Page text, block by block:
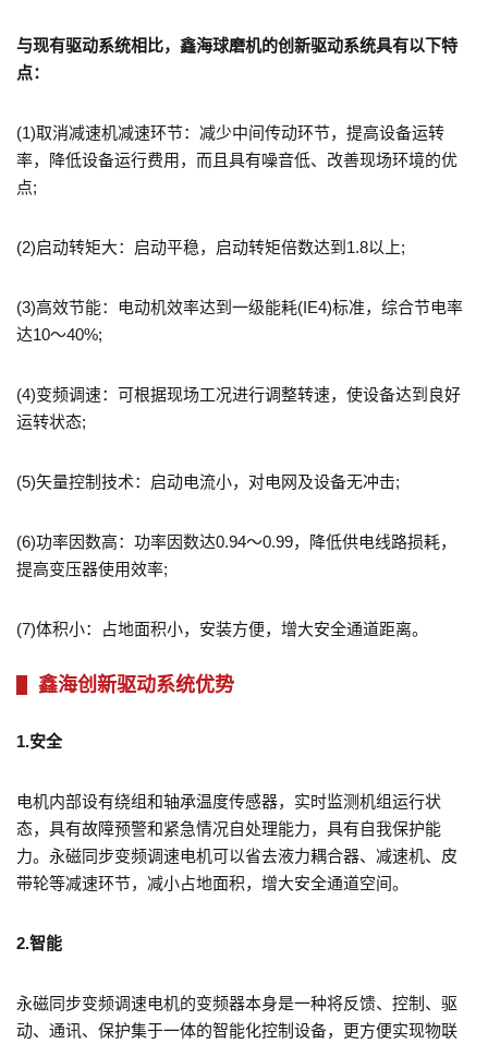
与现有驱动系统相比，鑫海球磨机的创新驱动系统具有以下特
点：
(1)取消减速机减速环节：减少中间传动环节，提高设备运转
率，降低设备运行费用，而且具有噪音低、改善现场环境的优
点;
(2)启动转矩大：启动平稳，启动转矩倍数达到1.8以上;
(3)高效节能：电动机效率达到一级能耗(IE4)标准，综合节电率
达10～40%;
(4)变频调速：可根据现场工况进行调整转速，使设备达到良好
运转状态;
(5)矢量控制技术：启动电流小，对电网及设备无冲击;
(6)功率因数高：功率因数达0.94～0.99，降低供电线路损耗，
提高变压器使用效率;
(7)体积小：占地面积小，安装方便，增大安全通道距离。
鑫海创新驱动系统优势
1.安全
电机内部设有绕组和轴承温度传感器，实时监测机组运行状
态，具有故障预警和紧急情况自处理能力，具有自我保护能
力。永磁同步变频调速电机可以省去液力耦合器、减速机、皮
带轮等减速环节，减小占地面积，增大安全通道空间。
2.智能
永磁同步变频调速电机的变频器本身是一种将反馈、控制、驱
动、通讯、保护集于一体的智能化控制设备，更方便实现物联